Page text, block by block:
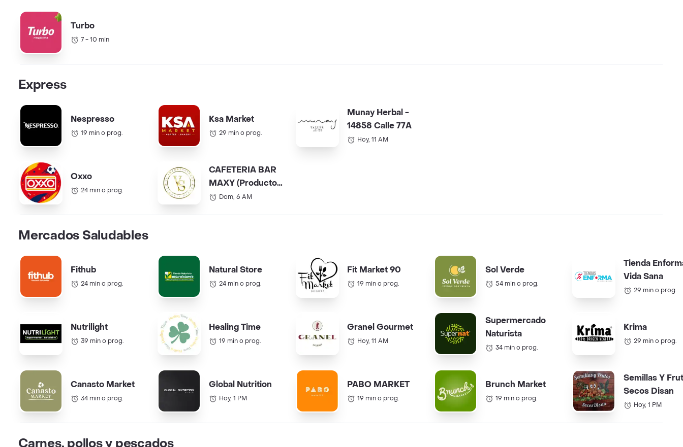
Turbo
7 - 10 min
Express
Nespresso
19 min o prog.
Oxxo
24 min o prog.
Ksa Market
29 min o prog.
CAFETERIA BAR
MAXY (Productos
COL.).
Dom, 6 AM
Munay Herbal -
14858 Calle 77A
Hoy, 11 AM
Mercados Saludables
Fithub
24 min o prog.
Nutrilight
39 min o prog.
Canasto Market
34 min o prog.
Natural Store
24 min o prog.
Healing Time
19 min o prog.
Global Nutrition
Hoy, 1 PM
Fit Market 90
19 min o prog.
Granel Gourmet
Hoy, 11 AM
PABO MARKET
19 min o prog.
Sol Verde
54 min o prog.
Supermercado
Naturista
34 min o prog.
Brunch Market
19 min o prog.
Tienda
Vida Sana
29 min o prog.
Krima
29 min o prog.
Semillas Y
Secos Disan
Hoy, 1 PM
Carnes, pollos y pescados